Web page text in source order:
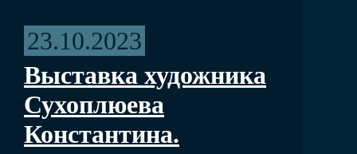
23.10.2023
Выставка художника
Сухоплюева
Константина.